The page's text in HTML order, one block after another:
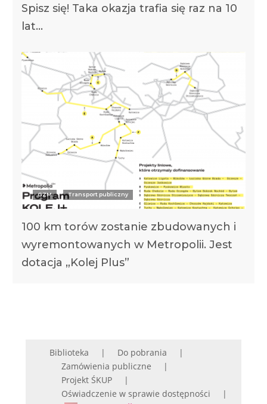
Spisz się! Taka okazja trafia się raz na 10
lat…
GZM Transport publiczny
100 km torów zostanie zbudowanych i
wyremontowanych w Metropolii. Jest
dotacja „Kolej Plus”
Biblioteka
Do pobrania
Zamówienia publiczne
Projekt ŚKUP
Oświadczenie w sprawie dostępności